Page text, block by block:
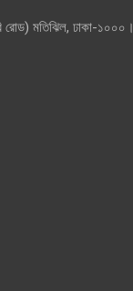
রোড) মতিঝিল, ঢাকা-১০০০।